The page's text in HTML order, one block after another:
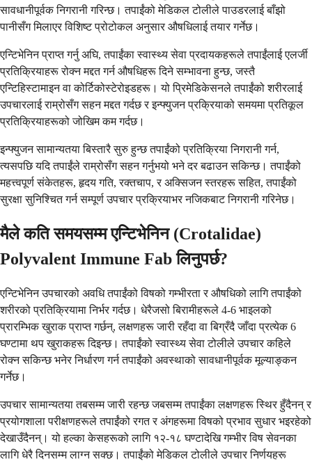
सावधानीपूर्वक निगरानी गरिन्छ। तपाईंको मेडिकल टोलीले पाउडरलाई बाँझो
पानीसँग मिलाएर विशिष्ट प्रोटोकल अनुसार औषधिलाई तयार गर्नेछ।
एन्टिभेनिन प्राप्त गर्नु अघि, तपाईंका स्वास्थ्य सेवा प्रदायकहरूले तपाईंलाई एलर्जी
प्रतिक्रियाहरू रोक्न मद्दत गर्न औषधिहरू दिने सम्भावना हुन्छ, जस्तै
एन्टिहिस्टामाइन वा कोर्टिकोस्टेरोइडहरू। यो प्रिमेडिकेसनले तपाईंको शरीरलाई
उपचारलाई राम्रोसँग सहन मद्दत गर्दछ र इन्फ्युजन प्रक्रियाको समयमा प्रतिकूल
प्रतिक्रियाहरूको जोखिम कम गर्दछ।
इन्फ्युजन सामान्यतया बिस्तारै सुरु हुन्छ तपाईंको प्रतिक्रिया निगरानी गर्न,
त्यसपछि यदि तपाईंले राम्रोसँग सहन गर्नुभयो भने दर बढाउन सकिन्छ। तपाईंको
महत्त्वपूर्ण संकेतहरू, हृदय गति, रक्तचाप, र अक्सिजन स्तरहरू सहित, तपाईंको
सुरक्षा सुनिश्चित गर्न सम्पूर्ण उपचार प्रक्रियाभर नजिकबाट निगरानी गरिनेछ।
मैले कति समयसम्म एन्टिभेनिन (Crotalidae)
Polyvalent Immune Fab लिनुपर्छ?
एन्टिभेनिन उपचारको अवधि तपाईंको विषको गम्भीरता र औषधिको लागि तपाईंको
शरीरको प्रतिक्रियामा निर्भर गर्दछ। धेरैजसो बिरामीहरूले 4-6 भाइलको
प्रारम्भिक खुराक प्राप्त गर्छन्, लक्षणहरू जारी रहँदा वा बिग्रँदै जाँदा प्रत्येक 6
घण्टामा थप खुराकहरू दिइन्छ। तपाईंको स्वास्थ्य सेवा टोलीले उपचार कहिले
रोक्न सकिन्छ भनेर निर्धारण गर्न तपाईंको अवस्थाको सावधानीपूर्वक मूल्याङ्कन
गर्नेछ।
उपचार सामान्यतया तबसम्म जारी रहन्छ जबसम्म तपाईंका लक्षणहरू स्थिर हुँदैनन् र
प्रयोगशाला परीक्षणहरूले तपाईंको रगत र अंगहरूमा विषको प्रभाव सुधार भइरहेको
देखाउँदैनन्। यो हल्का केसहरूको लागि १२-१८ घण्टादेखि गम्भीर विष सेवनका
लागि धेरै दिनसम्म लाग्न सक्छ। तपाईंको मेडिकल टोलीले उपचार निर्णयहरू